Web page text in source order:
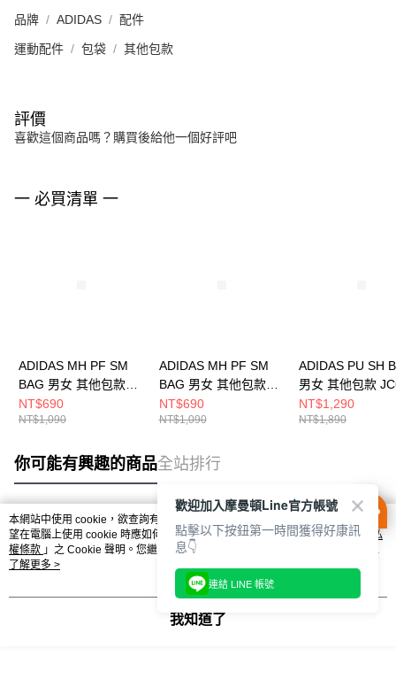
品牌 ADIDAS 配件
運動配件 包袋 其他包款
評價
喜歡這個商品嗎？購買後給他一個好評吧
一 必買清單 一
ADIDAS MH PF SM
BAG 男女 其他包款
JZ4422
NT$690
NT$1,090
ADIDAS MH PF SM
BAG 男女 其他包款
JZ4423
NT$690
NT$1,090
ADIDAS PU SH
男女 其他包款
NT$1,290
NT$1,890
你可能有興趣的商品全站排行
熱門標籤
本網站中使用 cookie，欲查詢有關本網站使用 cookie 方式之詳情，及若您不希
望在電腦上使用 cookie 時應如何變更電腦的 cookie 設定，請參閱本網站「
隱私
權條款 」之 Cookie 聲明。您繼續使用本網站即表示您同意本公司得按本網站使
用條款之 Cookie 聲明使用 cookie。
了解更多 >
我知道了
歡迎加入摩曼頓Line官方帳號
點擊以下按鈕第一時間獲得好康訊
息👇
連結 LINE 帳號